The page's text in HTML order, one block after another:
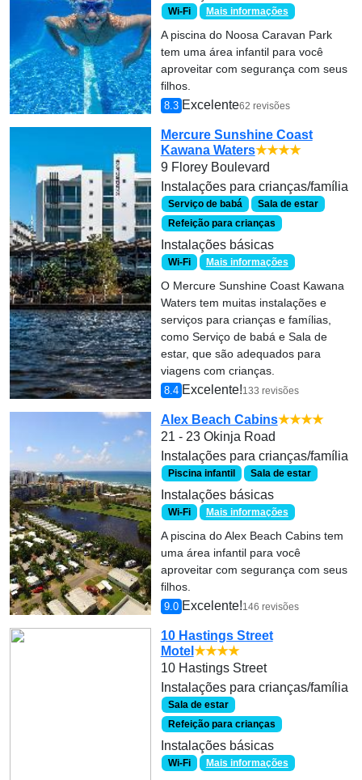
Wi-Fi Mais informações
A piscina do Noosa Caravan Park
tem uma área infantil para você
aproveitar com segurança com seus
filhos.
8.3 Excelente62 revisões
Mercure Sunshine Coast
Kawana Waters★★★★
9 Florey Boulevard
Instalações para crianças/família
Serviço de babá
Sala de estar
Refeição para crianças
Instalações básicas
Wi-Fi Mais informações
O Mercure Sunshine Coast Kawana
Waters tem muitas instalações e
serviços para crianças e famílias,
como Serviço de babá e Sala de
estar, que são adequados para
viagens com crianças.
8.4 Excelente!133 revisões
Alex Beach Cabins★★★★
21 - 23 Okinja Road
Instalações para crianças/família
Piscina infantil Sala de estar
Instalações básicas
Wi-Fi Mais informações
A piscina do Alex Beach Cabins tem
uma área infantil para você
aproveitar com segurança com seus
filhos.
9.0 Excelente!146 revisões
10 Hastings Street
Motel ★★★★
10 Hastings Street
Instalações para crianças/família
Sala de estar
Refeição para crianças
Instalações básicas
Wi-Fi Mais informações